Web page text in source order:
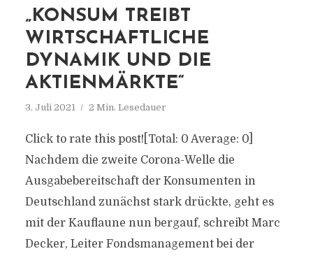
„KONSUM TREIBT
WIRTSCHAFTLICHE
DYNAMIK UND DIE
AKTIENMÄRKTE“
3. Juli 2021 2 Min. Lesedauer
Click to rate this post![Total: 0 Average: 0]
Nachdem die zweite Corona-Welle die
Ausgabebereitschaft der Konsumenten in
Deutschland zunächst stark drückte, geht es
mit der Kauflaune nun bergauf, schreibt Marc
Decker, Leiter Fondsmanagement bei der